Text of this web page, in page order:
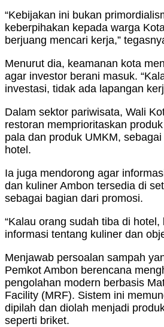
“Kebijakan ini bukan
keberpihakan kepada warga
berjuang mencari kerja,”
Menurut dia, keamanan kota
agar investor berani masuk.
investasi, tidak ada lapangan
Dalam sektor pariwisata, Wali
restoran memprioritaskan
pala dan produk UMKM,
hotel.
Ia juga mendorong agar
dan kuliner Ambon tersedia di
sebagai bagian dari promosi.
“Kalau orang sudah tiba di
informasi tentang kuliner dan
Menjawab persoalan sampah
Pemkot Ambon berencana
pengolahan modern berbasis
Facility (MRF). Sistem ini
dipilah dan diolah menjadi
seperti briket.